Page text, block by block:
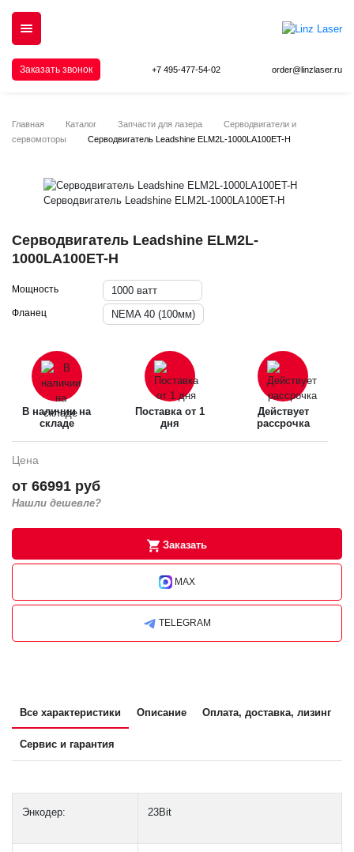
Заказать звонок +7 495-477-54-02 order@linzlaser.ru
Главная Каталог Запчасти для лазера
Серводвигатели и
сервомоторы
Серводвигатель Leadshine ELM2L-1000LA100ET-H
Серводвигатель Leadshine ELM2L-
1000LA100ET-H
Мощность 1000 ватт
Фланец NEMA 40 (100мм)
В наличии на
складе
Поставка от 1
дня
Действует
рассрочка
Цена
от 66991 руб
Нашли дешевле?
Заказать
MAX
TELEGRAM
Все характеристики Описание Оплата, доставка, лизинг
Сервис и гарантия
Энкодер: 23Bit